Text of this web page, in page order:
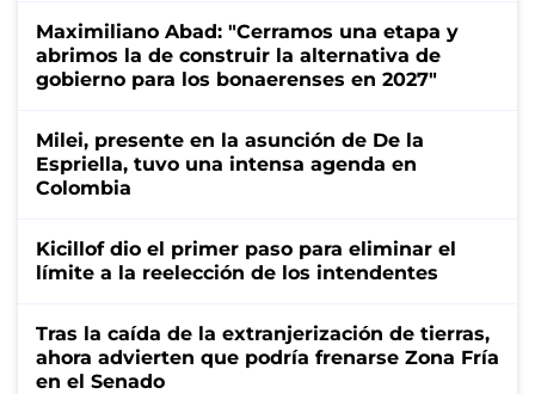
Maximiliano Abad: "Cerramos una etapa y
abrimos la de construir la alternativa de
gobierno para los bonaerenses en 2027"
Milei, presente en la asunción de De la
Espriella, tuvo una intensa agenda en
Colombia
Kicillof dio el primer paso para eliminar el
límite a la reelección de los intendentes
Tras la caída de la extranjerización de tierras,
ahora advierten que podría frenarse Zona Fría
en el Senado